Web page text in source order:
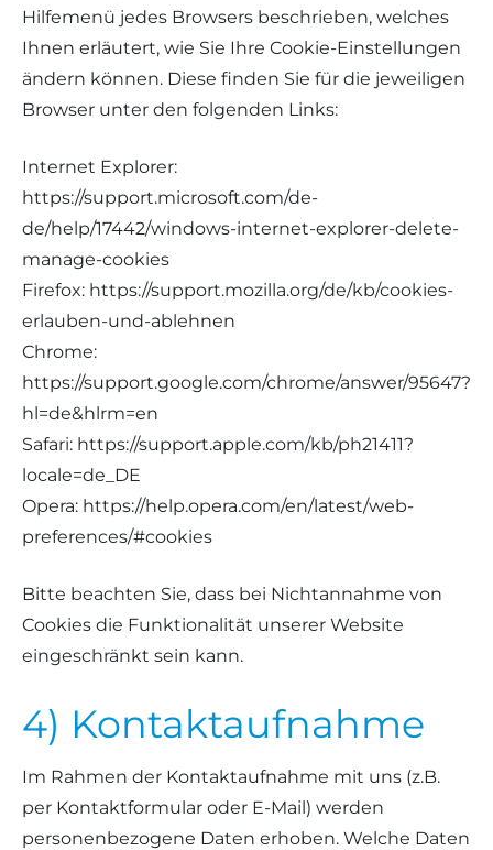
Hilfemenü jedes Browsers beschrieben, welches
Ihnen erläutert, wie Sie Ihre Cookie-Einstellungen
ändern können. Diese finden Sie für die jeweiligen
Browser unter den folgenden Links:
Internet Explorer:
https://support.microsoft.com/de-
de/help/17442/windows-internet-explorer-delete-
manage-cookies
Firefox: https://support.mozilla.org/de/kb/cookies-
erlauben-und-ablehnen
Chrome:
https://support.google.com/chrome/answer/95647?
hl=de&hlrm=en
Safari: https://support.apple.com/kb/ph21411?
locale=de_DE
Opera: https://help.opera.com/en/latest/web-
preferences/#cookies
Bitte beachten Sie, dass bei Nichtannahme von
Cookies die Funktionalität unserer Website
eingeschränkt sein kann.
4) Kontaktaufnahme
Im Rahmen der Kontaktaufnahme mit uns (z.B.
per Kontaktformular oder E-Mail) werden
personenbezogene Daten erhoben. Welche Daten